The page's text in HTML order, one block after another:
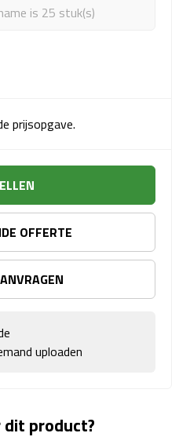
is 25 stuk(s)
prijsopgave.
OFFERTE
uploaden
product?